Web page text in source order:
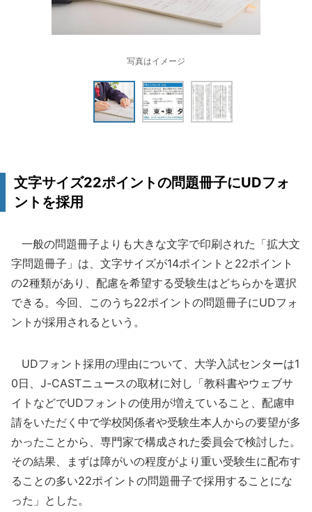
写真はイメージ
文字サイズ22ポイントの問題冊子にUDフォ
ントを採用
一般の問題冊子よりも大きな文字で印刷された「拡大文
字問題冊子」は、文字サイズが14ポイントと22ポイント
の2種類があり、配慮を希望する受験生はどちらかを選択
できる。今回、このうち22ポイントの問題冊子にUDフォ
ントが採用されるという。
UDフォント採用の理由について、大学入試センターは1
0日、J-CASTニュースの取材に対し「教科書やウェブサ
イトなどでUDフォントの使用が増えていること、配慮申
請をいただく中で学校関係者や受験生本人からの要望が多
かったことから、専門家で構成された委員会で検討した。
その結果、まずは障がいの程度がより重い受験生に配布す
ることの多い22ポイントの問題冊子で採用することにな
った」とした。